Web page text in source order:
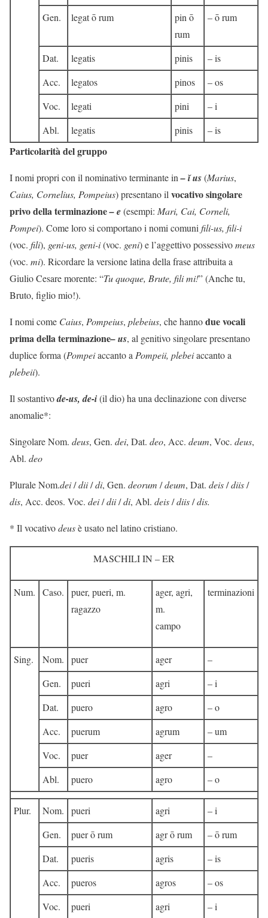
Gen.
legat ō rum
pin ō
rum
– ō rum
Dat. legatis pinis
– is
Acc.
legatos pinos
– os
Voc.
legati pini
– i
Abl.
legatis pinis – is
Particolarità del gruppo
I nomi propri con il nominativo terminante in–ĭus(Marius,
Caius, Cornelius, Pompeius) presentano il vocativo singolare
privo della terminazione– e(esempi: Mari, Cai, Corneli,
Pompei). Come loro si comportano i nomi comuni fili-us, fili-i
(voc. fili), geni-us, geni-i(voc. geni) e l’aggettivo possessivomeus
(voc. mi). Ricordare la versione latina della frase attribuita a
Giulio Cesare morente: “Tu quoque, Brute, fili mi!” (Anche tu,
Bruto, figlio mio!).
I nomi come Caius, Pompeius, plebeius, che hannodue vocali
prima della terminazione– us, al genitivo singolare presentano
duplice forma (Pompeiaccanto a Pompeii, plebeiaccanto a
plebeii).
Il sostantivode-us, de-i(il dio) ha una declinazione con diverse
anomalie*:
Singolare Nom. deus, Gen. dei, Dat. deo, Acc. deum, Voc. deus,
Abl. deo
Plurale Nom.dei/dii/di, Gen. deorum /deum, Dat. deis/diis/
dis, Acc. deos. Voc. dei/dii/di, Abl. deis/diis/dis.
* Il vocativodeusè usato nel latino cristiano.
MASCHILI IN – ER
Num. Caso.
puer, pueri, m.
ragazzo
ager, agri,
m.
campo
terminazioni
Sing. Nom. puer ager
–
Gen.
pueri agri
– i
Dat.
puero agro
– o
Acc.
puerum agrum
– um
Voc.
puer ager
–
Abl.
puero agro – o
Plur. Nom. pueri agri
– i
Gen.
puer ō rum agr ō rum
– ō rum
Dat.
pueris agris
– is
Acc.
pueros agros
– os
Voc.
pueri agri – i